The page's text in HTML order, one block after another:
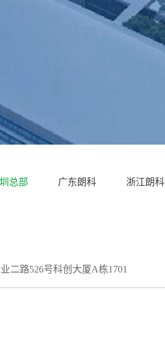
总部 广东朗科 浙江朗科
二路526号科创大厦A栋1701